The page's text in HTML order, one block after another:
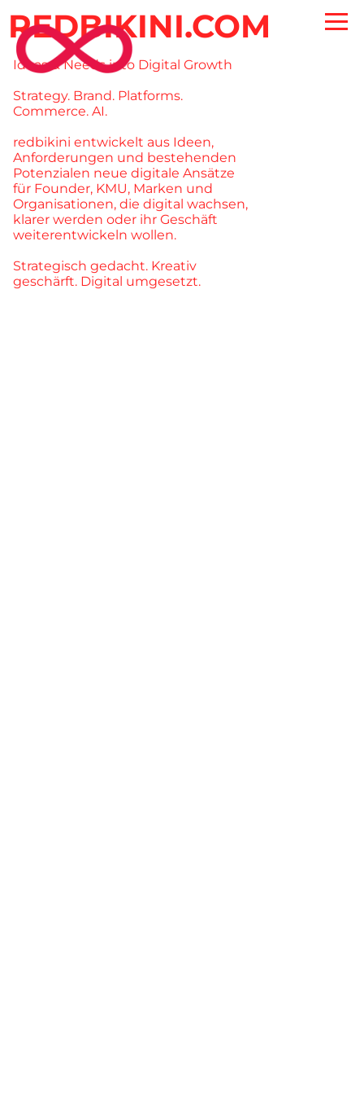
REDBIKINI.COM
Ideas & Needs into Digital Growth
Strategy. Brand. Platforms.
Commerce. AI.
redbikini entwickelt aus Ideen,
Anforderungen und bestehenden
Potenzialen neue digitale Ansätze
für Founder, KMU, Marken und
Organisationen, die digital wachsen,
klarer werden oder ihr Geschäft
weiterentwickeln wollen.
Strategisch gedacht. Kreativ
geschärft. Digital umgesetzt.